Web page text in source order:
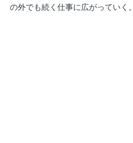
の外でも続く仕事に広がっていく。